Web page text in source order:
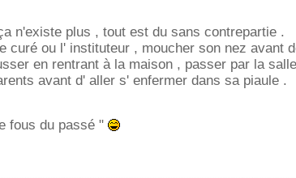
n'existe plus , tout est du sans contrepartie .
curé ou l' instituteur , moucher son nez avant
en rentrant à la maison , passer par la salle
avant d' aller s' enfermer dans sa piaule .
fous du passé "